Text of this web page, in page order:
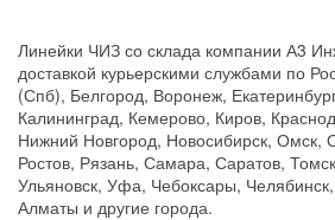
Линейки ЧИЗ со склада компании А3
доставкой курьерскими службами по
(Спб), Белгород, Воронеж,
Калининград, Кемерово, Киров,
Нижний Новгород, Новосибирск, Омск,
Ростов, Рязань, Самара, Саратов,
Ульяновск, Уфа, Чебоксары,
Алматы и другие города.